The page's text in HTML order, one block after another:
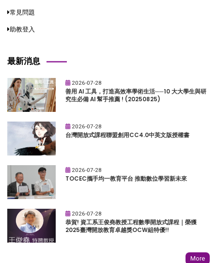
常見問題
助教登入
最新消息
2026-07-28
善用 AI 工具，打造高效率學術生活──10 大大學生與研
究生必備 AI 幫手推薦 ! (20250825)
2026-07-28
台灣開放式課程聯盟創用CC4.0中英文版授權書
2026-07-28
TOCEC攜手均一教育平台 推動數位學習新未來
2026-07-28
恭賀! 資工系王俊堯教授工程數學開放式課程｜榮獲
2025臺灣開放教育卓越獎OCW組特優!!
More